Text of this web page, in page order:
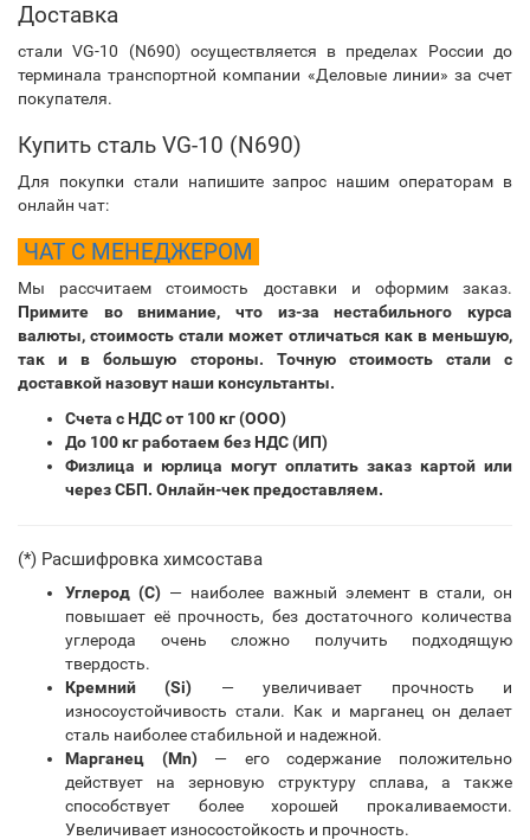
Доставка
стали VG-10 (N690) осуществляется в пределах России до
терминала транспортной компании «Деловые линии» за счет
покупателя.
Купить сталь VG-10 (N690)
Для покупки стали напишите запрос нашим операторам в
онлайн чат:
ЧАТ С МЕНЕДЖЕРОМ
Мы рассчитаем стоимость доставки и оформим заказ.
Примите во внимание, что из-за нестабильного курса
валюты, стоимость стали может отличаться как в меньшую,
так и в большую стороны. Точную стоимость стали с
доставкой назовут наши консультанты.
Счета с НДС от 100 кг (ООО)
До 100 кг работаем без НДС (ИП)
Физлица и юрлица могут оплатить заказ картой или
через СБП. Онлайн-чек предоставляем.
(*) Расшифровка химсостава
Углерод (С) — наиболее важный элемент в стали, он
повышает её прочность, без достаточного количества
углерода очень сложно получить подходящую
твердость.
Кремний (Si) — увеличивает прочность и
износоустойчивость стали. Как и марганец он делает
сталь наиболее стабильной и надежной.
Марганец (Mn)— его содержание положительно
действует на зерновую структуру сплава, а также
способствует более хорошей прокаливаемости.
Увеличивает износостойкость и прочность.